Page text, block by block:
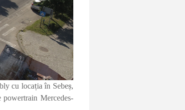
cu locațiaîn Sebeș,
powertrain Mercedes-